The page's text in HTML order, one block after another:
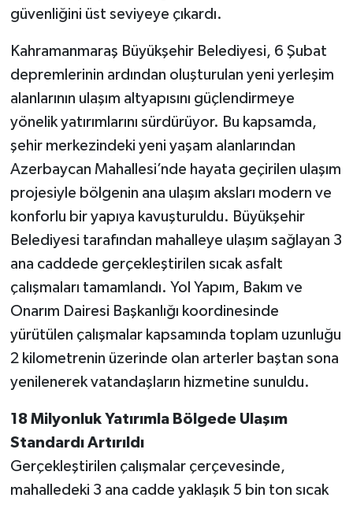
güvenliğini üst seviyeye çıkardı.
Kahramanmaraş Büyükşehir Belediyesi, 6 Şubat
depremlerinin ardından oluşturulan yeni yerleşim
alanlarının ulaşım altyapısını güçlendirmeye
yönelik yatırımlarını sürdürüyor. Bu kapsamda,
şehir merkezindeki yeni yaşam alanlarından
Azerbaycan Mahallesi’nde hayata geçirilen ulaşım
projesiyle bölgenin ana ulaşım aksları modern ve
konforlu bir yapıya kavuşturuldu. Büyükşehir
Belediyesi tarafından mahalleye ulaşım sağlayan 3
ana caddede gerçekleştirilen sıcak asfalt
çalışmaları tamamlandı. Yol Yapım, Bakım ve
Onarım Dairesi Başkanlığı koordinesinde
yürütülen çalışmalar kapsamında toplam uzunluğu
2 kilometrenin üzerinde olan arterler baştan sona
yenilenerek vatandaşların hizmetine sunuldu.
18 Milyonluk Yatırımla Bölgede Ulaşım
Standardı Artırıldı
Gerçekleştirilen çalışmalar çerçevesinde,
mahalledeki 3 ana cadde yaklaşık 5 bin ton sıcak